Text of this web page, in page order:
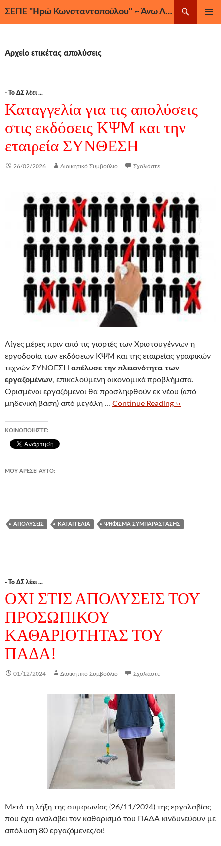
ΣΕΠΕ "Ηρώ Κωνσταντοπούλου" ~ Άνω Λιόσια, Ζεφύρι, Φυλή
Αρχείο ετικέτας απολύσεις
- Το ΔΣ λέει ...
Καταγγελία για τις απολύσεις
στις εκδόσεις ΚΨΜ και την
εταιρεία ΣΥΝΘΕΣΗ
26/02/2026 Διοικητικό Συμβούλιο Σχολιάστε
Λίγες μέρες πριν από τις γιορτές των Χριστουγέννων η
εργοδοσία των εκδόσεων ΚΨΜ και της εταιρείας γραφικών
τεχνών ΣΥΝΘΕΣΗ απέλυσε την πλειονότητα των
εργαζομένων, επικαλούμενη οικονομικά προβλήματα.
Ορισμένοι εργαζόμενοι θα προσληφθούν εκ νέου (από
μηδενική βάση) από μεγάλη … Continue Reading ››
ΚΟΙΝΟΠΟΙΉΣΤΕ:
ΜΟΥ ΑΡΈΣΕΙ ΑΥΤΌ:
ΑΠΟΛΎΣΕΙΣ ΚΑΤΑΓΓΕΛΊΑ ΨΉΦΙΣΜΑ ΣΥΜΠΑΡΆΣΤΑΣΗΣ
- Το ΔΣ λέει ...
ΟΧΙ ΣΤΙΣ ΑΠΟΛΥΣΕΙΣ ΤΟΥ
ΠΡΟΣΩΠΙΚΟΥ
ΚΑΘΑΡΙΟΤΗΤΑΣ ΤΟΥ
ΠΑΔΑ!
01/12/2024 Διοικητικό Συμβούλιο Σχολιάστε
Μετά τη λήξη της συμφωνίας (26/11/2024) της εργολαβίας
που έχει αναλάβει τον καθαρισμό του ΠΑΔΑ κινδυνεύουν με
απόλυση 80 εργαζόμενες/οι!